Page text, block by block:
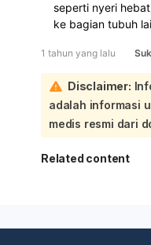
seperti nyeri
ke bagian tubuh
1 tahun yang lalu
Disclaimer:
adalah informasi
medis resmi dari
Related content